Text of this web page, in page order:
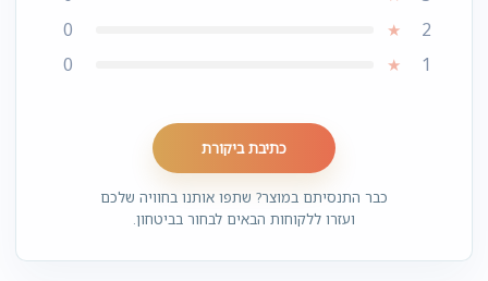
2
★
0
1
★
0
כתיבת ביקורת
כבר התנסיתם במוצר? שתפו אותנו בחוויה שלכם
ועזרו ללקוחות הבאים לבחור בביטחון.